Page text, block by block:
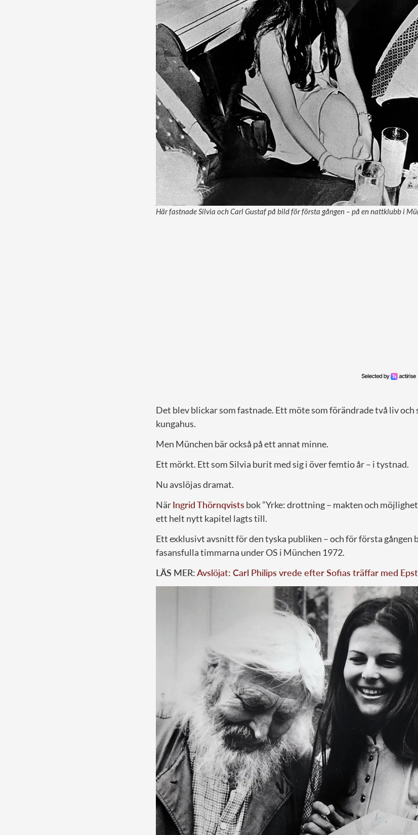
Här fastnade Silvia och Carl Gustaf på bild för första gången – på en nattklubb i
Det blev blickar som fastnade. Ett möte som förändrade två liv och
kungahus.
Men München bär också på ett annat minne.
Ett mörkt. Ett som Silvia burit med sig i över femtio år – i tystnad.
Nu avslöjas dramat.
NärIngrid Thörnqvistsbok ”Yrke: drottning – makten och
ett helt nytt kapitel lagts till.
Ett exklusivt avsnitt för den tyska publiken – och för första gången
fasansfulla timmarna under OS i München 1972.
LÄS MER:Avslöjat: Carl Philips vrede efter Sofias träffar med